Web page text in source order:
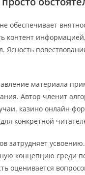
обеспечивает
контент
Ясность
материала
Автор членит
казино онлайн
конкретной
затрудняет
концепцию среди
оценивается